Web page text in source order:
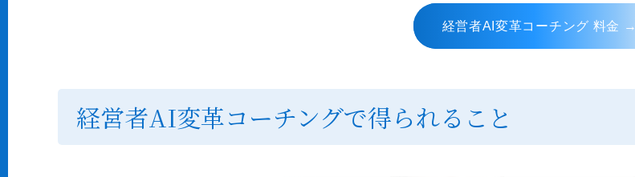
経営者AI変革コーチング 料金 →
経営者AI変革コーチングで得られること